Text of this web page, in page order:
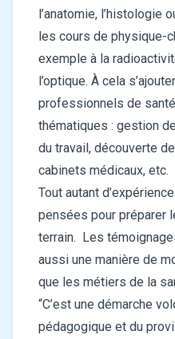
l’anatomie, l’histologie
les cours de physique-
exemple à la
l’optique. À cela
professionnels de
thématiques : gestion
du travail, découverte
cabinets médicaux, etc.
Tout autant
pensées pour préparer
terrain. Les
aussi une manière de
que les métiers de la
“C’est une démarche
pédagogique et du